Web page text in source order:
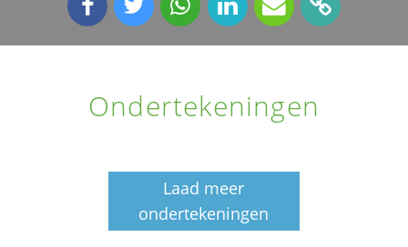
Ondertekeningen
Laad meer
ondertekeningen